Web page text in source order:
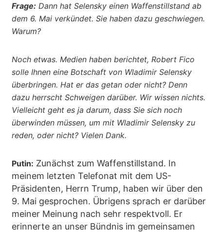
Frage: Dann hat Selensky einen Waffenstillstand ab
dem 6. Mai verkündet. Sie haben dazu geschwiegen.
Warum?
Noch etwas. Medien haben berichtet, Robert Fico
solle Ihnen eine Botschaft von Wladimir Selensky
überbringen. Hat er das getan oder nicht? Denn
dazu herrscht Schweigen darüber. Wir wissen nichts.
Vielleicht geht es ja darum, dass Sie sich noch
überwinden müssen, um mit Wladimir Selensky zu
reden, oder nicht? Vielen Dank.
Putin: Zunächst zum Waffenstillstand. In
meinem letzten Telefonat mit dem US-
Präsidenten, Herrn Trump, haben wir über den
9. Mai gesprochen. Übrigens sprach er darüber
meiner Meinung nach sehr respektvoll. Er
erinnerte an unser Bündnis im gemeinsamen